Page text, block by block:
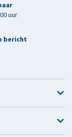
uur
bericht